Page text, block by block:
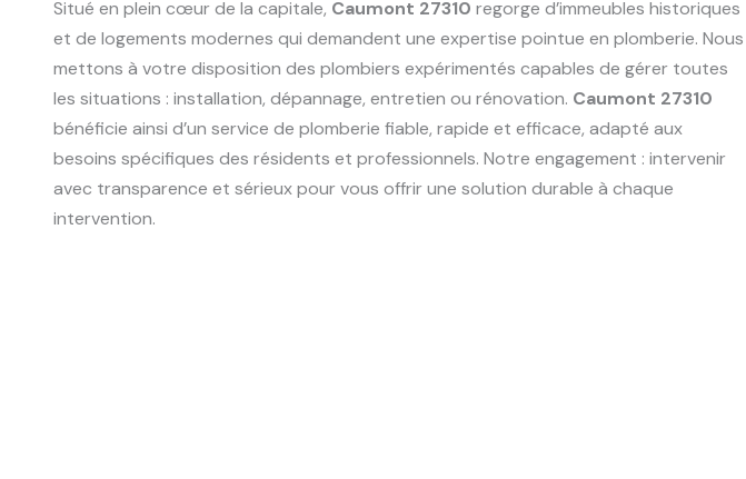
Situé en plein cœur de la capitale, Caumont 27310 regorge d’immeubles historiques
et de logements modernes qui demandent une expertise pointue en plomberie. Nous
mettons à votre disposition des plombiers expérimentés capables de gérer toutes
les situations : installation, dépannage, entretien ou rénovation. Caumont 27310
bénéficie ainsi d’un service de plomberie fiable, rapide et efficace, adapté aux
besoins spécifiques des résidents et professionnels. Notre engagement : intervenir
avec transparence et sérieux pour vous offrir une solution durable à chaque
intervention.